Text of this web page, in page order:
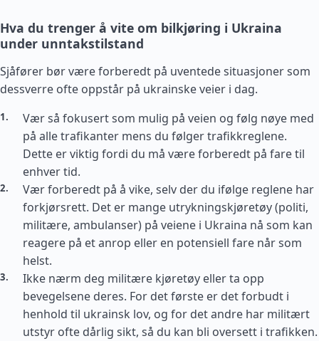
Hva du trenger å vite om bilkjøring i Ukraina
under unntakstilstand
Sjåfører bør være forberedt på uventede situasjoner som
dessverre ofte oppstår på ukrainske veier i dag.
Vær så fokusert som mulig på veien og følg nøye med
på alle trafikanter mens du følger trafikkreglene.
Dette er viktig fordi du må være forberedt på fare til
enhver tid.
Vær forberedt på å vike, selv der du ifølge reglene har
forkjørsrett. Det er mange utrykningskjøretøy (politi,
militære, ambulanser) på veiene i Ukraina nå som kan
reagere på et anrop eller en potensiell fare når som
helst.
Ikke nærm deg militære kjøretøy eller ta opp
bevegelsene deres. For det første er det forbudt i
henhold til ukrainsk lov, og for det andre har militært
utstyr ofte dårlig sikt, så du kan bli oversett i trafikken.